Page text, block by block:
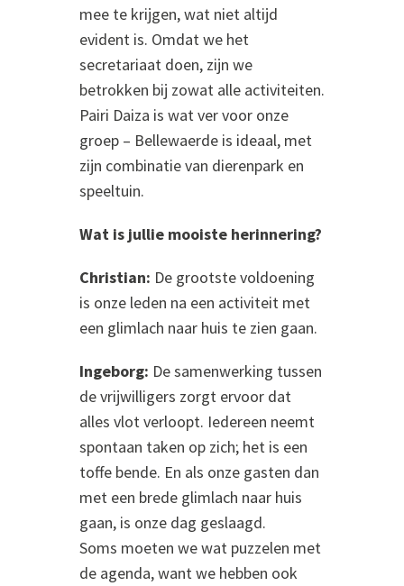
mee te krijgen, wat niet altijd
evident is. Omdat we het
secretariaat doen, zijn we
betrokken bij zowat alle activiteiten.
Pairi Daiza is wat ver voor onze
groep – Bellewaerde is ideaal, met
zijn combinatie van dierenpark en
speeltuin.
Wat is jullie mooiste herinnering?
Christian: De grootste voldoening
is onze leden na een activiteit met
een glimlach naar huis te zien gaan.
Ingeborg: De samenwerking tussen
de vrijwilligers zorgt ervoor dat
alles vlot verloopt. Iedereen neemt
spontaan taken op zich; het is een
toffe bende. En als onze gasten dan
met een brede glimlach naar huis
gaan, is onze dag geslaagd.
Soms moeten we wat puzzelen met
de agenda, want we hebben ook